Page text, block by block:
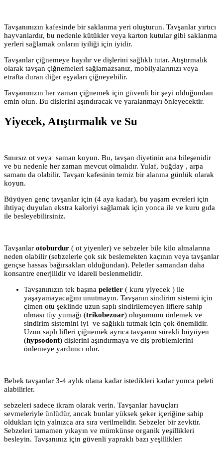
Tavşanınızın kafesinde bir saklanma yeri oluşturun. Tavşanlar yırtıcı
hayvanlardır, bu nedenle kütükler veya karton kutular gibi saklanma
yerleri sağlamak onların iyiliği için iyidir.
Tavşanlar çiğnemeye bayılır ve dişlerini sağlıklı tutar. Atıştırmalık
olarak tavşan çiğnemeleri sağlamazsanız, mobilyalarınızı veya
etrafta duran diğer eşyaları çiğneyebilir.
Tavşanınızın her zaman çiğnemek için güvenli bir şeyi olduğundan
emin olun. Bu dişlerini aşındıracak ve yaralanmayı önleyecektir.
Yiyecek, Atıştırmalık ve Su
Sınırsız ot veya saman koyun. Bu, tavşan diyetinin ana bileşenidir
ve bu nedenle her zaman mevcut olmalıdır. Yulaf, buğday , arpa
samanı da olabilir. Tavşan kafesinin temiz bir alanına günlük olarak
koyun.
Büyüyen genç tavşanlar için (4 aya kadar), bu yaşam evreleri için
ihtiyaç duyulan ekstra kaloriyi sağlamak için yonca ile ve kuru gıda
ile besleyebilirsiniz.
Tavşanlar otoburdur ( ot yiyenler) ve sebzeler bile kilo almalarına
neden olabilir (sebzelerle çok sık beslemekten kaçının veya tavşanlar
gençse hassas bağırsakları olduğundan). Peletler samandan daha
konsantre enerjilidir ve idareli beslenmelidir.
Tavşanınızın tek başına peletler ( kuru yiyecek ) ile
yaşayamayacağını unutmayın. Tavşanın sindirim sistemi için
çimen otu şeklinde uzun saplı sindirilemeyen liflere sahip
olması tüy yumağı (trikobezoar) oluşumunu önlemek ve
sindirim sistemini iyi ve sağlıklı tutmak için çok önemlidir.
Uzun saplı lifleri çiğnemek ayrıca tavşanın sürekli büyüyen
(hypsodont) dişlerini aşındırmaya ve diş problemlerini
önlemeye yardımcı olur.
Bebek tavşanlar 3-4 aylık olana kadar istedikleri kadar yonca peleti
alabilirler.
sebzeleri sadece ikram olarak verin. Tavşanlar havuçları
sevmeleriyle ünlüdür, ancak bunlar yüksek şeker içeriğine sahip
oldukları için yalnızca ara sıra verilmelidir. Sebzeler bir zevktir.
Sebzeleri tamamen yıkayın ve mümkünse organik yeşillikleri
besleyin. Tavşanınız için güvenli yapraklı bazı yeşillikler: